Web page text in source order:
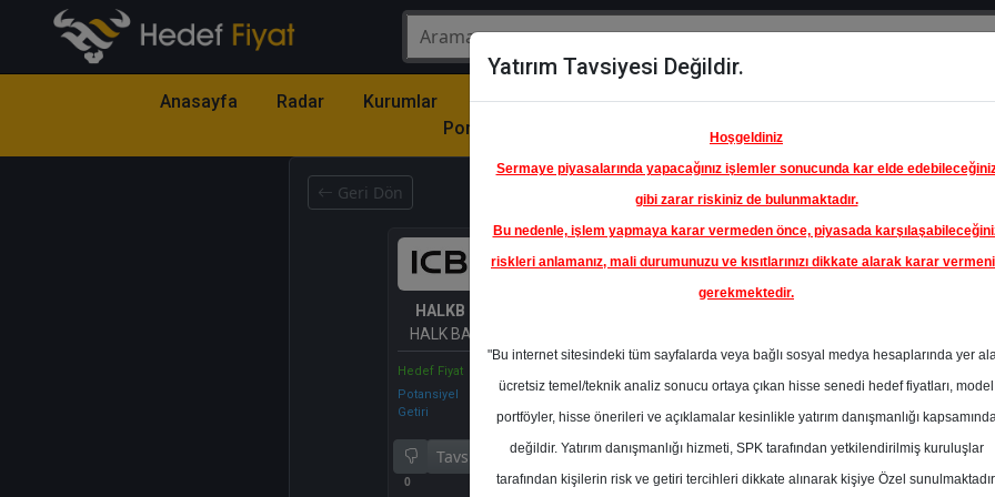
Anasayfa Radar Kurumlar
Model
Portföy
Hisse
Öne
Çıkanlar
Raporlar
Geri Dön
HALKB
HALK BANKASI A.Ş.
Hedef Fiyat
Potansiyel
Getiri
%0.00
0
Tavsiye Yok
0
En Yüksek
Ortalama Fiyat
Tahmini
Yatırım Tavsiyesi Değildir.
Hoşgeldiniz
Sermaye piyasalarında yapacağınız işlemler sonucunda kar elde
gibi zarar riskiniz de bulunmaktadır.
Bu nedenle, işlem yapmaya karar vermeden önce, piyasada
riskleri anlamanız, mali durumunuzu ve kısıtlarınızı dikkate alarak karar
gerekmektedir.
"Bu internet sitesindeki tüm sayfalarda veya bağlı sosyal medya hesaplarında yer
ücretsiz temel/teknik analiz sonucu ortaya çıkan hisse senedi hedef fiyatları, model
portföyler, hisse önerileri ve açıklamalar kesinlikle yatırım danışmanlığı
değildir. Yatırım danışmanlığı hizmeti, SPK tarafından yetkilendirilmiş kuruluşlar
tarafından kişilerin risk ve getiri tercihleri dikkate alınarak kişiye Özel